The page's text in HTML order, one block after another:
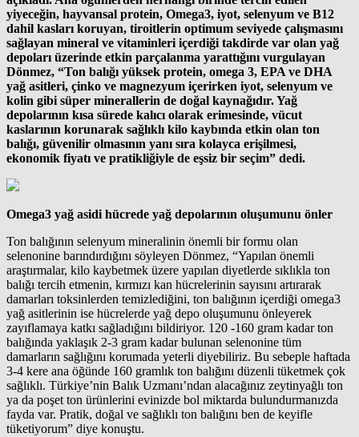
yiyeceğin, hayvansal protein, Omega3, iyot, selenyum ve B12
dahil kasları koruyan, tiroitlerin optimum seviyede çalışmasını
sağlayan mineral ve vitaminleri içerdiği takdirde var olan yağ
depoları üzerinde etkin parçalanma yarattığını vurgulayan
Dönmez, “Ton balığı yüksek protein, omega 3, EPA ve DHA
yağ asitleri, çinko ve magnezyum içerirken iyot, selenyum ve
kolin gibi süper minerallerin de doğal kaynağıdır. Yağ
depolarının kısa sürede kalıcı olarak erimesinde, vücut
kaslarının korunarak sağlıklı kilo kaybında etkin olan ton
balığı, güvenilir olmasının yanı sıra kolayca erişilmesi,
ekonomik fiyatı ve pratikliğiyle de eşsiz bir seçim” dedi.
Omega3 yağ asidi hücrede yağ depolarının oluşumunu önler
Ton balığının selenyum mineralinin önemli bir formu olan
selenonine barındırdığını söyleyen Dönmez, “Yapılan önemli
araştırmalar, kilo kaybetmek üzere yapılan diyetlerde sıklıkla ton
balığı tercih etmenin, kırmızı kan hücrelerinin sayısını artırarak
damarları toksinlerden temizlediğini, ton balığının içerdiği omega3
yağ asitlerinin ise hücrelerde yağ depo oluşumunu önleyerek
zayıflamaya katkı sağladığını bildiriyor. 120 -160 gram kadar ton
balığında yaklaşık 2-3 gram kadar bulunan selenonine tüm
damarların sağlığını korumada yeterli diyebiliriz. Bu sebeple haftada
3-4 kere ana öğünde 160 gramlık ton balığını düzenli tüketmek çok
sağlıklı. Türkiye’nin Balık Uzmanı’ndan alacağınız zeytinyağlı ton
ya da poşet ton ürünlerini evinizde bol miktarda bulundurmanızda
fayda var. Pratik, doğal ve sağlıklı ton balığını ben de keyifle
tüketiyorum” diye konuştu.